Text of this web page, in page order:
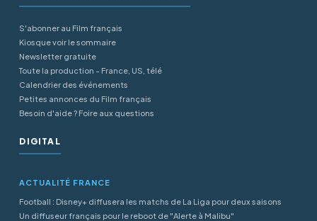
S'abonner au Film français
Kiosque voir le sommaire
Newsletter gratuite
Toute la production - France, US, télé
Calendrier des événements
Petites annonces du Film français
Besoin d'aide ? Foire aux questions
DIGITAL
ACTUALITÉ FRANCE
Football : Disney+ diffusera les matchs de La Liga pour deux saisons
Un diffuseur français pour le reboot de "Alerte à Malibu"